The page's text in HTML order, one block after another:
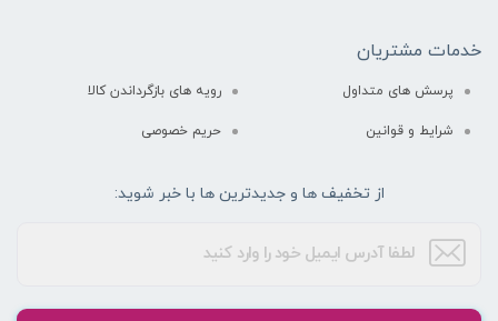
خدمات مشتریان
پرسش های متداول رویه های بازگرداندن کالا
شرایط و قوانین حریم خصوصی
از تخفیف ها و جدیدترین ها با خبر شوید: